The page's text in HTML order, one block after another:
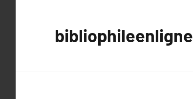
bibliophileenligne